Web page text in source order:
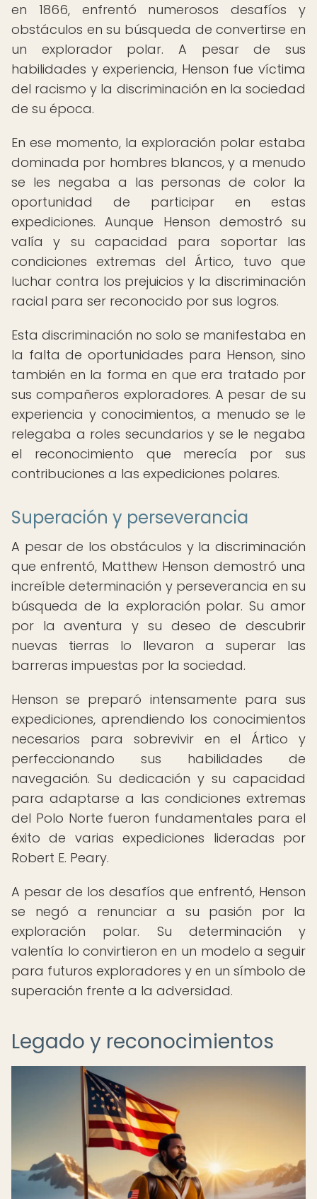
en 1866, enfrentó numerosos desafíos y
obstáculos en su búsqueda de convertirse en
un explorador polar. A pesar de sus
habilidades y experiencia, Henson fue víctima
del racismo y la discriminación en la sociedad
de su época.
En ese momento, la exploración polar estaba
dominada por hombres blancos, y a menudo
se les negaba a las personas de color la
oportunidad de participar en estas
expediciones. Aunque Henson demostró su
valía y su capacidad para soportar las
condiciones extremas del Ártico, tuvo que
luchar contra los prejuicios y la discriminación
racial para ser reconocido por sus logros.
Esta discriminación no solo se manifestaba en
la falta de oportunidades para Henson, sino
también en la forma en que era tratado por
sus compañeros exploradores. A pesar de su
experiencia y conocimientos, a menudo se le
relegaba a roles secundarios y se le negaba
el reconocimiento que merecía por sus
contribuciones a las expediciones polares.
Superación y perseverancia
A pesar de los obstáculos y la discriminación
que enfrentó, Matthew Henson demostró una
increíble determinación y perseverancia en su
búsqueda de la exploración polar. Su amor
por la aventura y su deseo de descubrir
nuevas tierras lo llevaron a superar las
barreras impuestas por la sociedad.
Henson se preparó intensamente para sus
expediciones, aprendiendo los conocimientos
necesarios para sobrevivir en el Ártico y
perfeccionando sus habilidades de
navegación. Su dedicación y su capacidad
para adaptarse a las condiciones extremas
del Polo Norte fueron fundamentales para el
éxito de varias expediciones lideradas por
Robert E. Peary.
A pesar de los desafíos que enfrentó, Henson
se negó a renunciar a su pasión por la
exploración polar. Su determinación y
valentía lo convirtieron en un modelo a seguir
para futuros exploradores y en un símbolo de
superación frente a la adversidad.
Legado y reconocimientos